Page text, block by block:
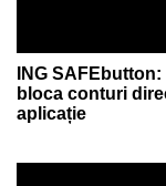
ING
bloca conturi
aplicație